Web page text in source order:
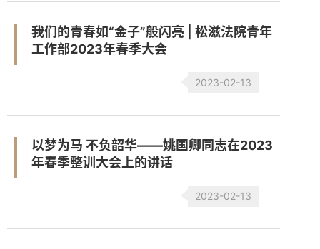
我们的青春如“金子”般闪亮 | 松滋法院青年
工作部2023年春季大会
2023-02-13
以梦为马 不负韶华——姚国卿同志在2023
年春季整训大会上的讲话
2023-02-13